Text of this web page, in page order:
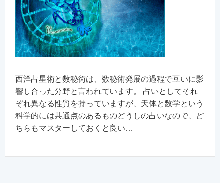
西洋占星術と数秘術は、数秘術発展の過程で互いに影
響し合った分野と言われています。 占いとしてそれ
ぞれ異なる性質を持っていますが、天体と数学という
科学的には共通点のあるものどうしの占いなので、ど
ちらもマスターしておくと良い…